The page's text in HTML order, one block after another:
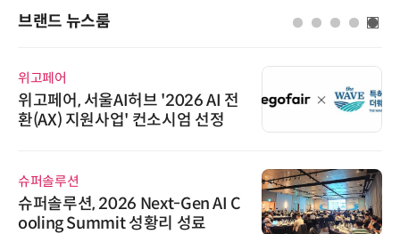
브랜드 뉴스룸
위고페어
위고페어, 서울AI허브 '2026 AI 전
환(AX) 지원사업' 컨소시엄 선정
슈퍼솔루션
슈퍼솔루션, 2026 Next-Gen AI C
ooling Summit 성황리 성료